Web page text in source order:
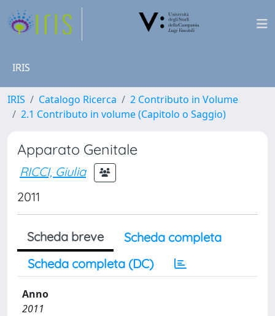
IRIS
IRIS Catalogo Ricerca
2 Contributo in Volume
2.1 Contributo in volume (Capitolo o Saggio)
Apparato Genitale
RICCI, Giulia
2011
Scheda breve
Scheda completa
Scheda completa (DC)
Anno
2011